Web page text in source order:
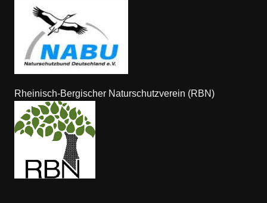
Rheinisch-Bergischer Naturschutzverein (RBN)